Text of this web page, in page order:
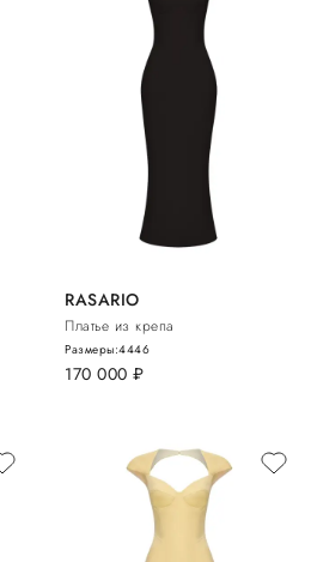
RASARIO
Платье из крепа
170 000 руб.
Размеры:4446